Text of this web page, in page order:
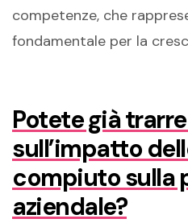
competenze, che
fondamentale per la
Potete già
sull’impatto
compiuto sulla
aziendale?